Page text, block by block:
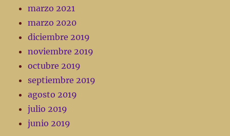
marzo 2021
marzo 2020
diciembre 2019
noviembre 2019
octubre 2019
septiembre 2019
agosto 2019
julio 2019
junio 2019